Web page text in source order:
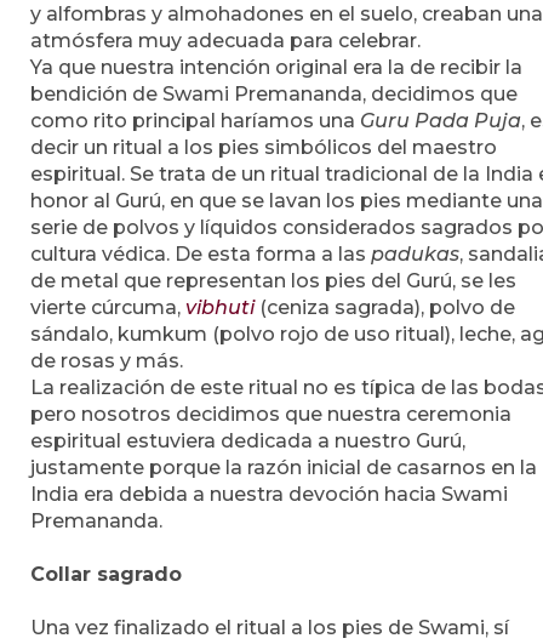
y alfombras y almohadones en el suelo, creaban una
atmósfera muy adecuada para celebrar.
Ya que nuestra intención original era la de recibir la
bendición de Swami Premananda, decidimos que
como rito principal haríamos una Guru Pada Puja,
decir un ritual a los pies simbólicos del maestro
espiritual. Se trata de un ritual tradicional de la India
honor al Gurú, en que se lavan los pies mediante una
serie de polvos y líquidos considerados sagrados
cultura védica. De esta forma a las padukas,
de metal que representan los pies del Gurú, se les
vierte cúrcuma, vibhuti(ceniza sagrada), polvo de
sándalo, kumkum (polvo rojo de uso ritual), leche,
de rosas y más.
La realización de este ritual no es típica de las
pero nosotros decidimos que nuestra ceremonia
espiritual estuviera dedicada a nuestro Gurú,
justamente porque la razón inicial de casarnos en la
India era debida a nuestra devoción hacia Swami
Premananda.
Collar sagrado
Una vez finalizado el ritual a los pies de Swami, sí